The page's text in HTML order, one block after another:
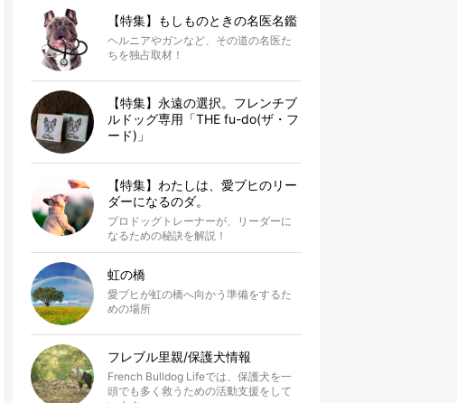
【特集】もしものときの名医名鑑
ヘルニアやガンなど、その道の名医た
ちを独占取材！
【特集】永遠の選択。フレンチブ
ルドッグ専用「THE fu-do(ザ・フ
ード)」
【特集】わたしは、愛ブヒのリー
ダーになるのダ。
プロドッグトレーナーが、リーダーに
なるための秘訣を解説！
虹の橋
愛ブヒが虹の橋へ向かう準備をするた
めの場所
フレブル里親/保護犬情報
French Bulldog Lifeでは、保護犬を一
頭でも多く救うための活動支援をして